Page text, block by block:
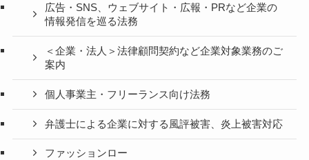
広告・SNS、ウェブサイト・広報・PRなど企業の
情報発信を巡る法務
＜企業・法人＞法律顧問契約など企業対象業務のご
案内
個人事業主・フリーランス向け法務
弁護士による企業に対する風評被害、炎上被害対応
ファッションロー